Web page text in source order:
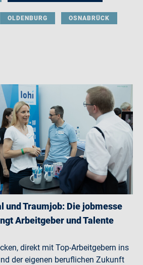
OLDENBURG OSNABRÜCK
und Traumjob: Die jobmesse
Arbeitgeber und Talente
direkt mit Top-Arbeitgebern ins
der eigenen beruflichen Zukunft